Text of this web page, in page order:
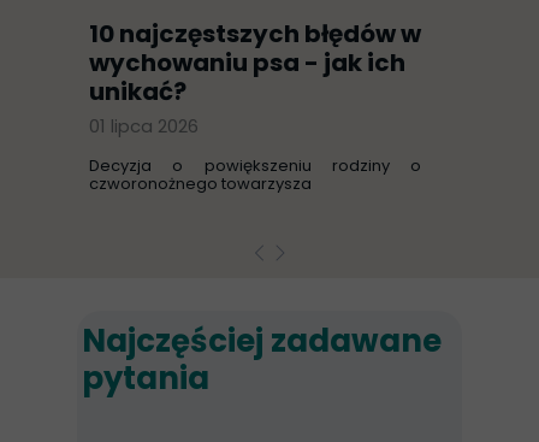
10 najczęstszych błędów w
wychowaniu psa - jak ich
unikać?
01 lipca 2026
Decyzja o powiększeniu rodziny o
czworonożnego towarzysza
Najczęściej zadawane
pytania